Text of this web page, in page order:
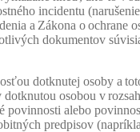
incidentu
a Zákona o ochrane
dokumentov
dotknutej osoby a
osobou v
alebo
predpisov